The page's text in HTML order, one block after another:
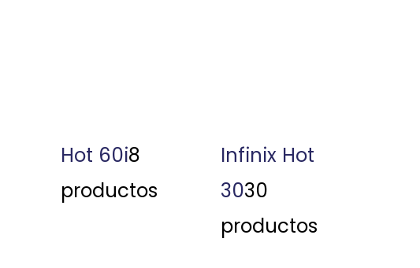
Hot 60i8
productos
Infinix Hot
3030
productos